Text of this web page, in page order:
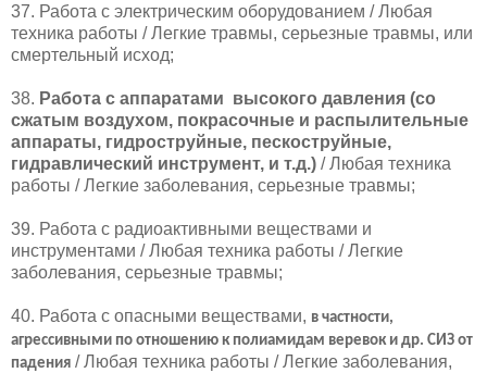
37. Работа с электрическим оборудованием / Любая
техника работы / Легкие травмы, серьезные травмы, или
смертельный исход;
38. Работа с аппаратами высокого давления (со
сжатым воздухом, покрасочные и распылительные
аппараты, гидроструйные, пескоструйные,
гидравлический инструмент, и т.д.) / Любая техника
работы / Легкие заболевания, серьезные травмы;
39. Работа с радиоактивными веществами и
инструментами / Любая техника работы / Легкие
заболевания, серьезные травмы;
40. Работа с опасными веществами, в частности,
агрессивными по отношению к полиамидам веревок и др. СИЗ от
падения / Любая техника работы / Легкие заболевания,